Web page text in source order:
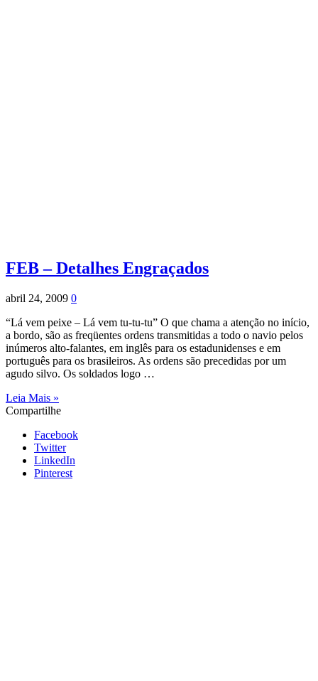
FEB – Detalhes Engraçados
abril 24, 2009 0
“Lá vem peixe – Lá vem tu-tu-tu” O que chama a atenção no início,
a bordo, são as freqüentes ordens transmitidas a todo o navio pelos
inúmeros alto-falantes, em inglês para os estadunidenses e em
português para os brasileiros. As ordens são precedidas por um
agudo silvo. Os soldados logo …
Leia Mais »
Compartilhe
Facebook
Twitter
LinkedIn
Pinterest